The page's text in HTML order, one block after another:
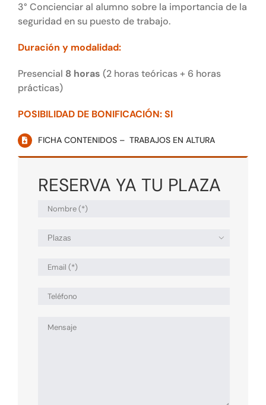
3° Concienciar al alumno sobre la importancia de la
seguridad en su puesto de trabajo.
Duración y modalidad:
Presencial 8 horas (2 horas teóricas + 6 horas
prácticas)
POSIBILIDAD DE BONIFICACIÓN: SI
FICHA CONTENIDOS – TRABAJOS EN ALTURA
RESERVA YA TU PLAZA
